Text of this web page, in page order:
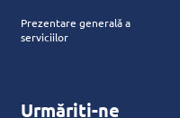
Prezentare generală a
serviciilor
Urmăriți-ne